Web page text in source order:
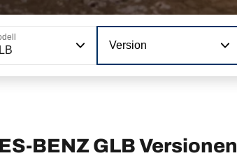
Version
BENZ GLB Versionen